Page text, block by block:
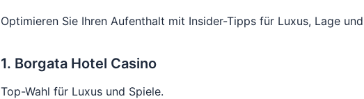
Optimieren Sie Ihren Aufenthalt mit Insider-Tipps für Luxus, Lage
1. Borgata Hotel Casino
Top-Wahl für Luxus und Spiele.